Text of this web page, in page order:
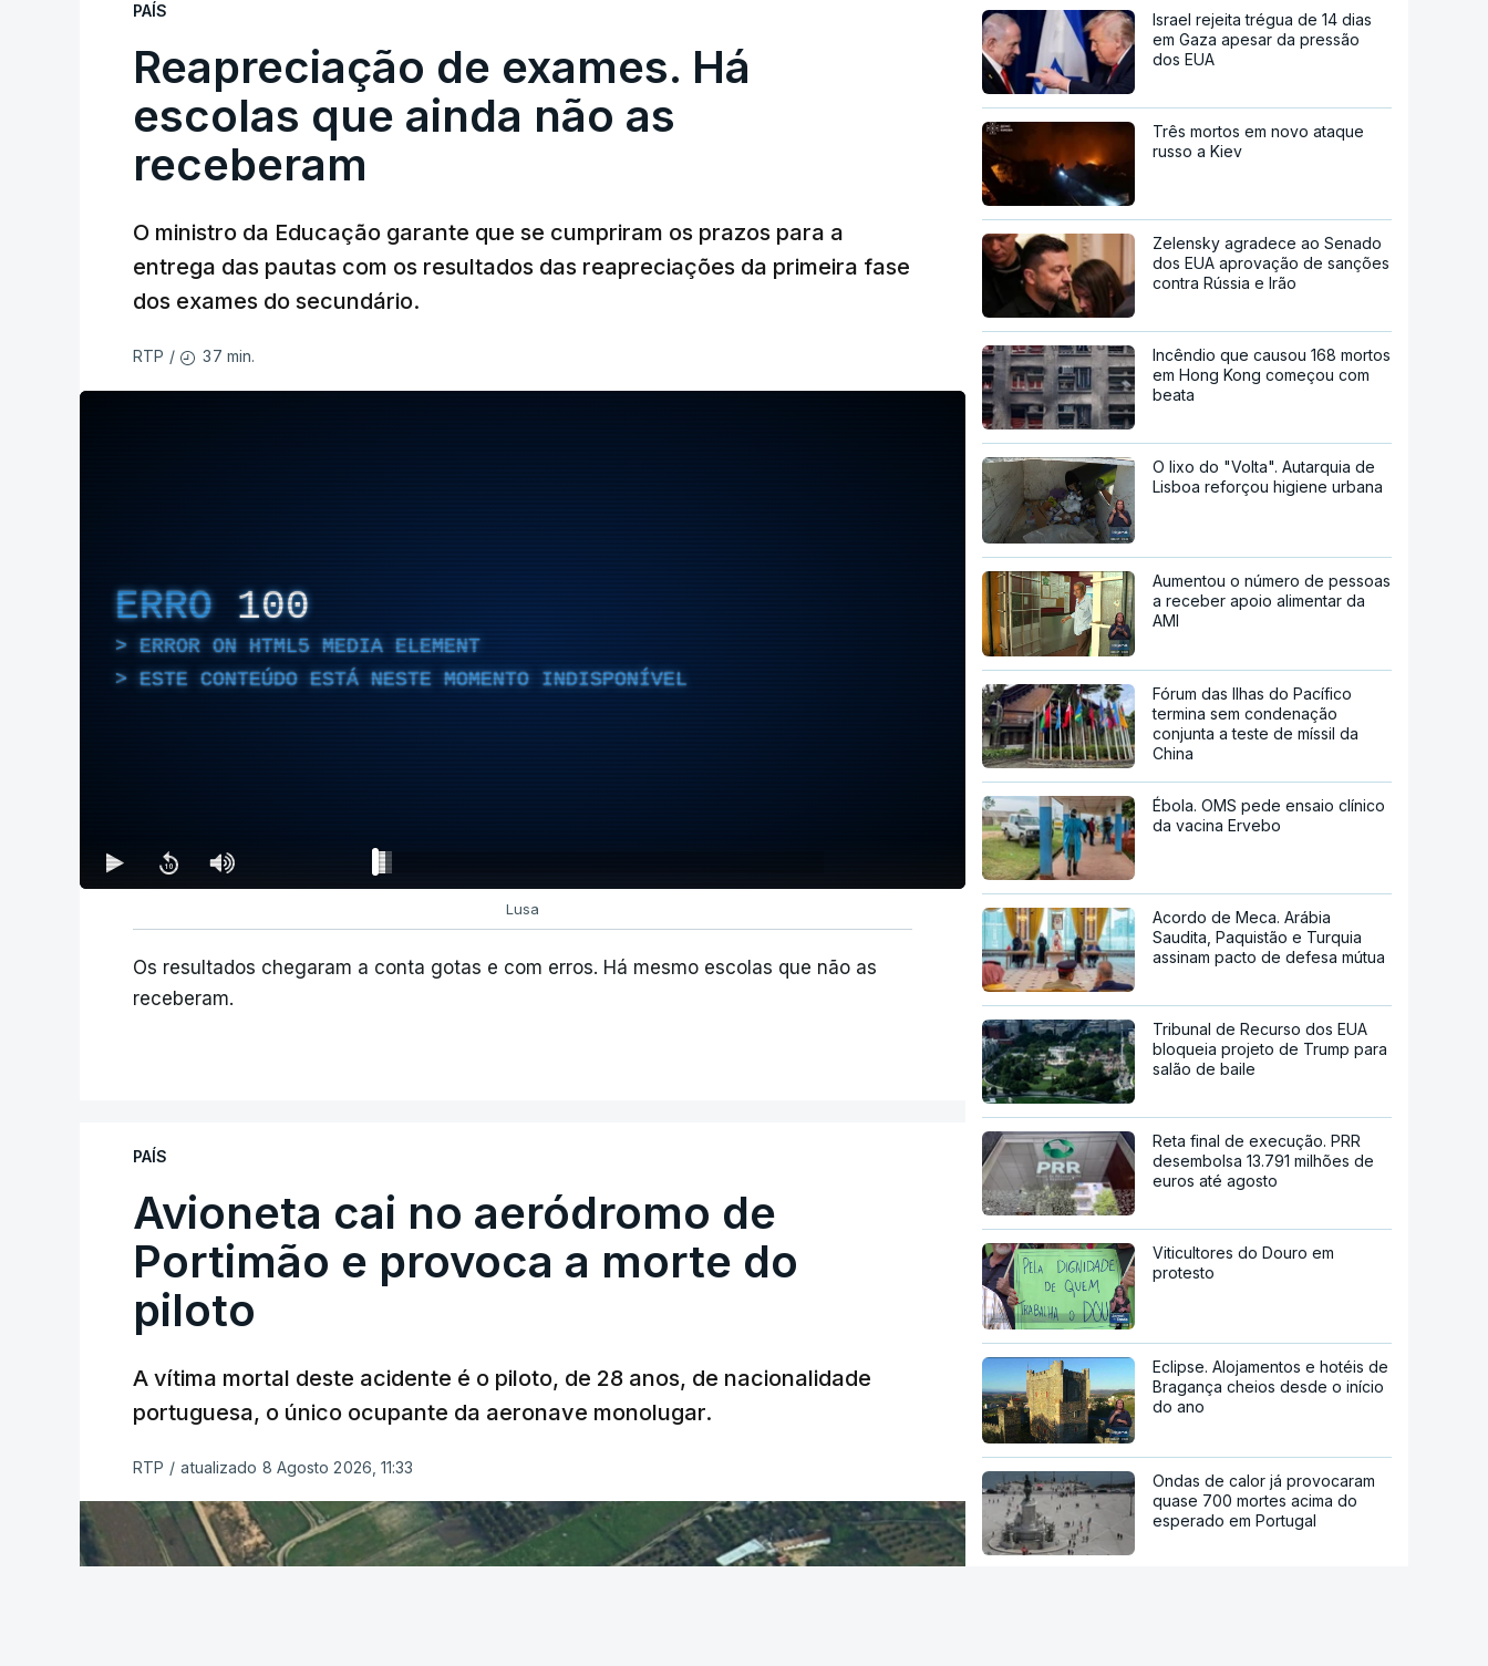
PAÍS
Reapreciação de exames. Há
escolas que ainda não as
receberam
O ministro da Educação garante que se cumpriram os prazos para a
entrega das pautas com os resultados das reapreciações da primeira fase
dos exames do secundário.
RTP / 37 min.
ERRO 100
ERROR ON HTML5 MEDIA ELEMENT
ESTE CONTEÚDO ESTÁ NESTE MOMENTO INDISPONÍVEL
Lusa
Os resultados chegaram a conta gotas e com erros. Há mesmo escolas que não as
receberam.
PAÍS
Avioneta cai no aeródromo de
Portimão e provoca a morte do
piloto
A vítima mortal deste acidente é o piloto, de 28 anos, de nacionalidade
portuguesa, o único ocupante da aeronave monolugar.
RTP / atualizado 8 Agosto 2026, 11:33
Israel rejeita trégua de 14 dias
em Gaza apesar da pressão
dos EUA
Três mortos em novo ataque
russo a Kiev
Zelensky agradece ao Senado
dos EUA aprovação de sanções
contra Rússia e Irão
Incêndio que causou 168 mortos
em Hong Kong começou com
beata
O lixo do "Volta". Autarquia de
Lisboa reforçou higiene urbana
Aumentou o número de pessoas
a receber apoio alimentar da
AMI
Fórum das Ilhas do Pacífico
termina sem condenação
conjunta a teste de míssil da
China
Ébola. OMS pede ensaio clínico
da vacina Ervebo
Acordo de Meca. Arábia
Saudita, Paquistão e Turquia
assinam pacto de defesa mútua
Tribunal de Recurso dos EUA
bloqueia projeto de Trump para
salão de baile
Reta final de execução. PRR
desembolsa 13.791 milhões de
euros até agosto
Viticultores do Douro em
protesto
Eclipse. Alojamentos e hotéis de
Bragança cheios desde o início
do ano
Ondas de calor já provocaram
quase 700 mortes acima do
esperado em Portugal